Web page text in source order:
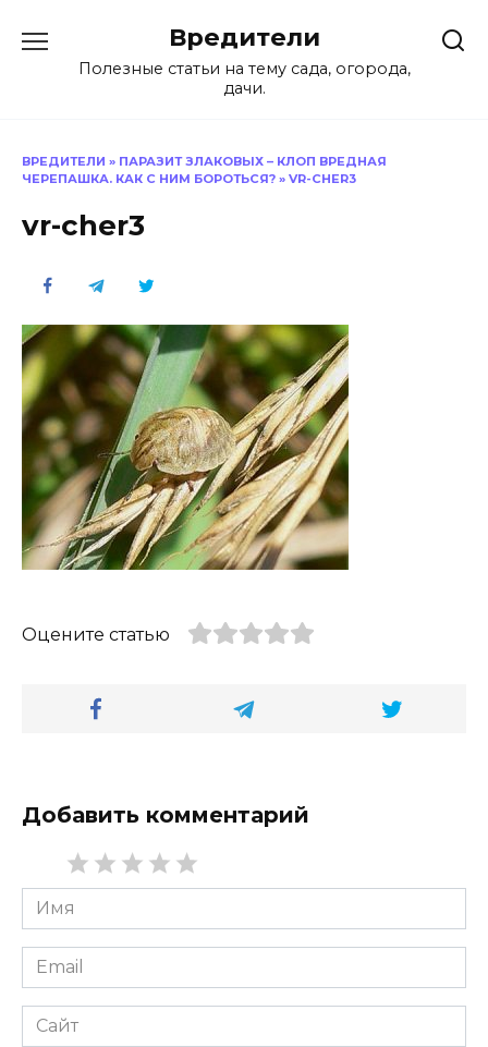
содержанию
Вредители
Полезные статьи на тему сада, огорода,
дачи.
ВРЕДИТЕЛИ » ПАРАЗИТ ЗЛАКОВЫХ – КЛОП ВРЕДНАЯ
ЧЕРЕПАШКА. КАК С НИМ БОРОТЬСЯ? » VR-CHER3
vr-cher3
Оцените статью
Добавить комментарий
Имя
*
Email
*
Сайт